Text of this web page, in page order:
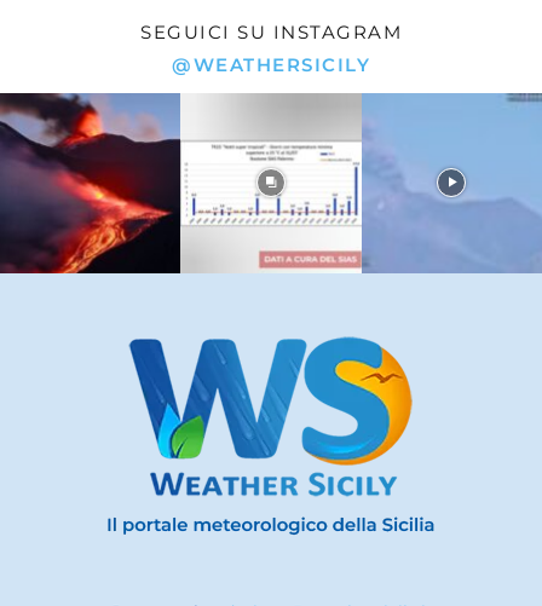
SEGUICI SU INSTAGRAM
@WEATHERSICILY